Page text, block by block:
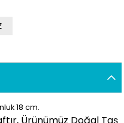
18 cm.
Ürünümüz Doğal Taş